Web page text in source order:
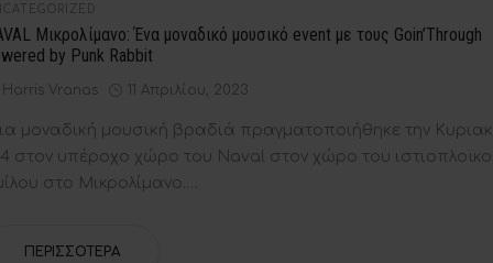
Μικρολίμανο: Ένα μοναδικό μουσικό event με τους Goin’Through
by Punk Rabbit
by
Harris Vranas
Posted
11 Απριλίου, 2023
μοναδική μουσική βραδιά πραγματοποιήθηκε την
στον υπέροχο χώρο του Naval στον χώρο του
στο Μικρολίμανο.…
ΠΕΡΙΣΣΌΤΕΡΑ